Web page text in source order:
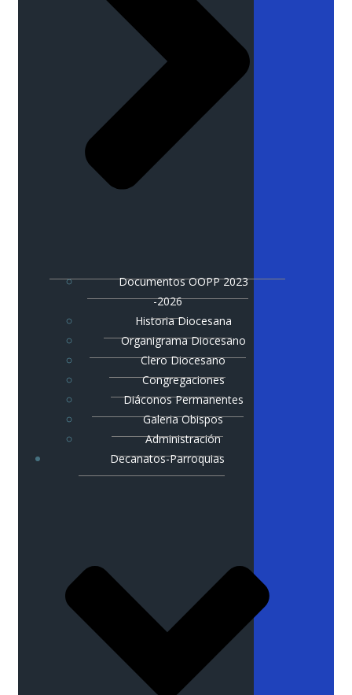
Documentos OOPP 2023
-2026
Historia Diocesana
Organigrama Diocesano
Clero Diocesano
Congregaciones
Diáconos Permanentes
Galeria Obispos
Administración
Decanatos-Parroquias